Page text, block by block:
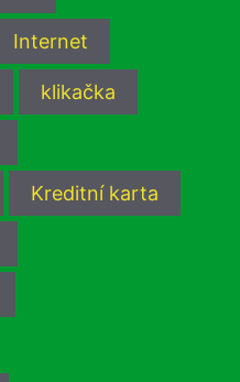
Internet
klikačka
Kreditní karta